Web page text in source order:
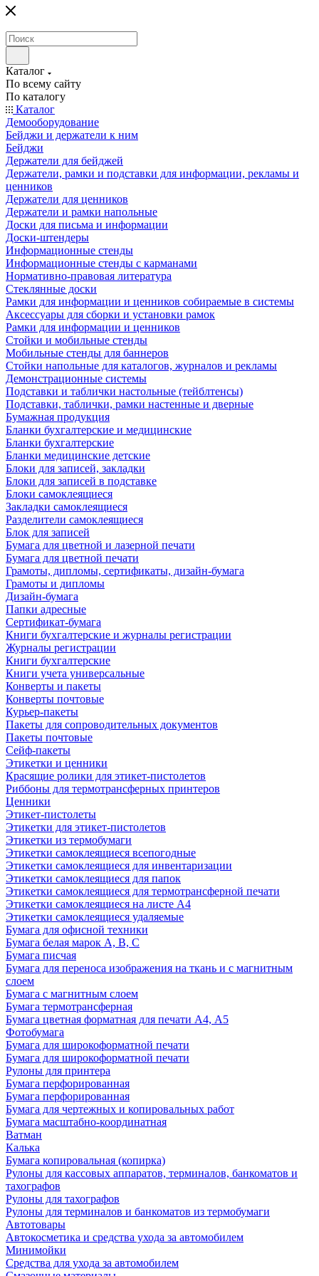
Каталог
По всему сайту
По каталогу
Каталог
Демооборудование
Бейджи и держатели к ним
Бейджи
Держатели для бейджей
Держатели, рамки и подставки для информации, рекламы и
ценников
Держатели для ценников
Держатели и рамки напольные
Доски для письма и информации
Доски-штендеры
Информационные стенды
Информационные стенды с карманами
Нормативно-правовая литература
Стеклянные доски
Рамки для информации и ценников собираемые в системы
Аксессуары для сборки и установки рамок
Рамки для информации и ценников
Стойки и мобильные стенды
Мобильные стенды для баннеров
Стойки напольные для каталогов, журналов и рекламы
Демонстрационные системы
Подставки и таблички настольные (тейблтенсы)
Подставки, таблички, рамки настенные и дверные
Бумажная продукция
Бланки бухгалтерские и медицинские
Бланки бухгалтерские
Бланки медицинские детские
Блоки для записей, закладки
Блоки для записей в подставке
Блоки самоклеящиеся
Закладки самоклеящиеся
Разделители самоклеящиеся
Блок для записей
Бумага для цветной и лазерной печати
Бумага для цветной печати
Грамоты, дипломы, сертификаты, дизайн-бумага
Грамоты и дипломы
Дизайн-бумага
Папки адресные
Сертификат-бумага
Книги бухгалтерские и журналы регистрации
Журналы регистрации
Книги бухгалтерские
Книги учета универсальные
Конверты и пакеты
Конверты почтовые
Курьер-пакеты
Пакеты для сопроводительных документов
Пакеты почтовые
Сейф-пакеты
Этикетки и ценники
Красящие ролики для этикет-пистолетов
Риббоны для термотрансферных принтеров
Ценники
Этикет-пистолеты
Этикетки для этикет-пистолетов
Этикетки из термобумаги
Этикетки самоклеящиеся всепогодные
Этикетки самоклеящиеся для инвентаризации
Этикетки самоклеящиеся для папок
Этикетки самоклеящиеся для термотрансферной печати
Этикетки самоклеящиеся на листе А4
Этикетки самоклеящиеся удаляемые
Бумага для офисной техники
Бумага белая марок А, В, С
Бумага писчая
Бумага для переноса изображения на ткань и с магнитным
слоем
Бумага с магнитным слоем
Бумага термотрансферная
Бумага цветная форматная для печати А4, А5
Фотобумага
Бумага для широкоформатной печати
Бумага для широкоформатной печати
Рулоны для принтера
Бумага перфорированная
Бумага перфорированная
Бумага для чертежных и копировальных работ
Бумага масштабно-координатная
Ватман
Калька
Бумага копировальная (копирка)
Рулоны для кассовых аппаратов, терминалов, банкоматов и
тахографов
Рулоны для тахографов
Рулоны для терминалов и банкоматов из термобумаги
Автотовары
Автокосметика и средства ухода за автомобилем
Минимойки
Средства для ухода за автомобилем